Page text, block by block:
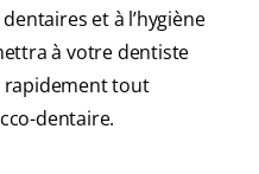
et à l’hygiène
à votre dentiste
rapidement tout
dentaire.